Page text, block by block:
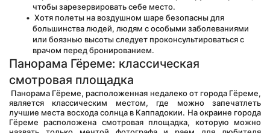
чтобы зарезервировать себе место.
Хотя полеты на воздушном шаре безопасны для
большинства людей, людям с особыми заболеваниями
или боязнью высоты следует проконсультироваться с
врачом перед бронированием.
Панорама Гёреме: классическая
смотровая площадка
является классическим местом, где можно запечатлеть
лучшие места восхода солнца в Каппадокии. На окраине города
Гёреме расположена смотровая площадка, которую можно